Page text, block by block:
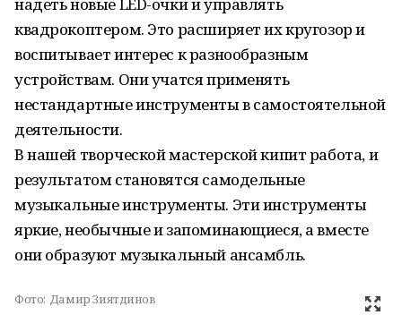
квадрокоптером. Это расширяет их кругозор и
воспитывает интерес к разнообразным
устройствам. Они учатся применять
нестандартные инструменты в самостоятельной
деятельности.
В нашей творческой мастерской кипит работа, и
результатом становятся самодельные
музыкальные инструменты. Эти инструменты
яркие, необычные и запоминающиеся, а вместе
они образуют музыкальный ансамбль.
Фото: Дамир Зиятдинов